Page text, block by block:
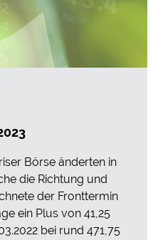
Börse änderten in
die Richtung und
der Fronttermin
ein Plus von 41,25
bei rund 471,75